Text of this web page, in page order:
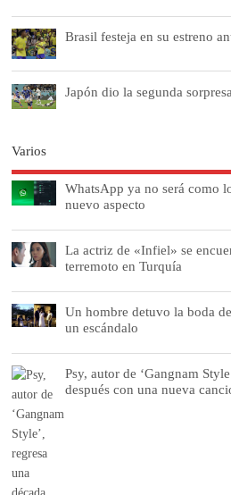
Brasil festeja en su estreno
Japón dio la segunda
Varios
WhatsApp ya no será como
nuevo aspecto
La actriz de «Infiel» se
terremoto en Turquía
Un hombre detuvo la boda
un escándalo
Psy, autor de ‘Gangnam
después con una nueva